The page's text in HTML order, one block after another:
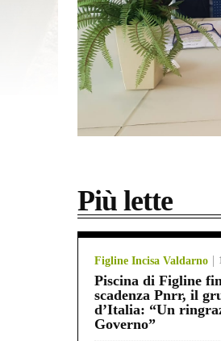
Più lette
Figline Incisa Valdarno
Piscina di Figline
scadenza Pnrr, il
d’Italia: “Un
Governo”